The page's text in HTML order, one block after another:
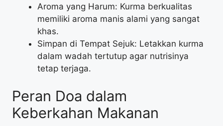
Aroma yang Harum: Kurma berkualitas
memiliki aroma manis alami yang sangat
khas.
Simpan di Tempat Sejuk: Letakkan kurma
dalam wadah tertutup agar nutrisinya
tetap terjaga.
Peran Doa dalam
Keberkahan Makanan